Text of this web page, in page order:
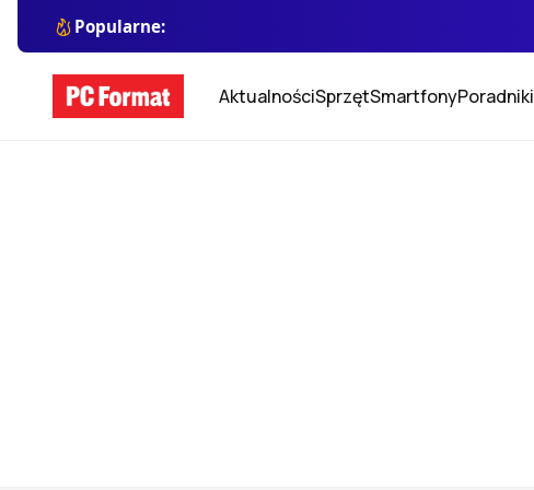
Popularne:
AktualnościSprzętSmartfonyPoradniki